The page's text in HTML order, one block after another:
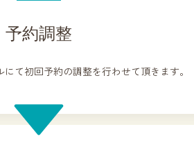
予約調整
て初回予約の調整を行わせて頂きます。